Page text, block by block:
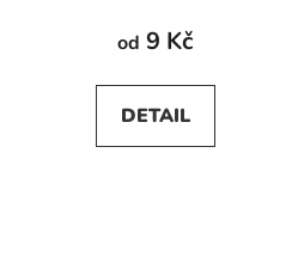
od 9 Kč
DETAIL